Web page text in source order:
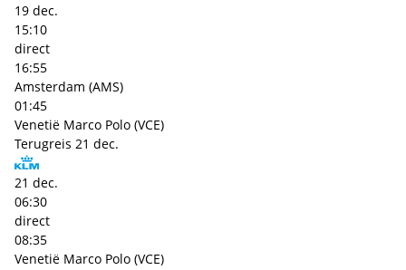
19 dec.
15:10
direct
16:55
Amsterdam (AMS)
01:45
Venetië Marco Polo (VCE)
Terugreis 21 dec.
21 dec.
06:30
direct
08:35
Venetië Marco Polo (VCE)